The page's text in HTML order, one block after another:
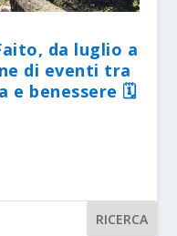
da luglio a
di eventi tra
e benessere 🗓